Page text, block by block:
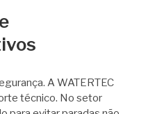
A WATERTEC
técnico. No setor